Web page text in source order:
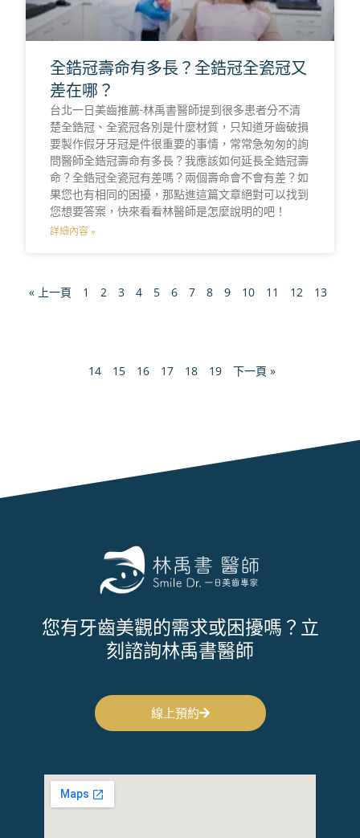
全鋯冠壽命有多長？全鋯冠全瓷冠又
差在哪？
台北一日美齒推薦-林禹書醫師提到很多患者分不清
楚全鋯冠、全瓷冠各別是什麼材質，只知道牙齒破損
要製作假牙牙冠是件很重要的事情，常常急匆匆的詢
問醫師全鋯冠壽命有多長？我應該如何延長全鋯冠壽
命？全鋯冠全瓷冠有差嗎？兩個壽命會不會有差？如
果您也有相同的困擾，那點進這篇文章絕對可以找到
您想要答案，快來看看林醫師是怎麼說明的吧！
詳細內容 »
« 上一頁 1 2 3 4 5 6 7 8 9 10 11 12 13
14 15 16 17 18 19 下一頁 »
您有牙齒美觀的需求或困擾嗎？立
刻諮詢林禹書醫師
線上預約